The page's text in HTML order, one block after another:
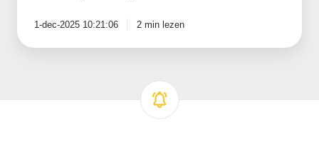
1-dec-2025 10:21:06 2 min lezen